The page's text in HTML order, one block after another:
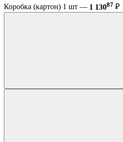
Коробка (картон) 1 шт — 1 13087 ₽